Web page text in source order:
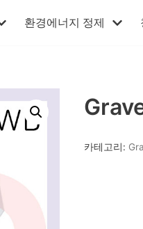
환경에너지 정제
카테고리: